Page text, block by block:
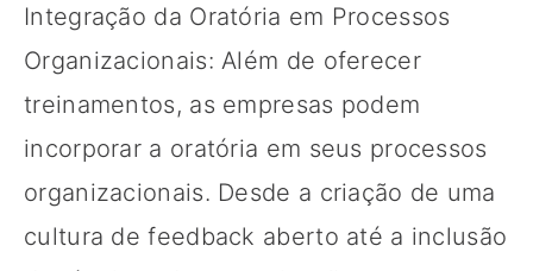
Integração da Oratória em Processos
Organizacionais: Além de oferecer
treinamentos, as empresas podem
incorporar a oratória em seus processos
organizacionais. Desde a criação de uma
cultura de feedback aberto até a inclusão